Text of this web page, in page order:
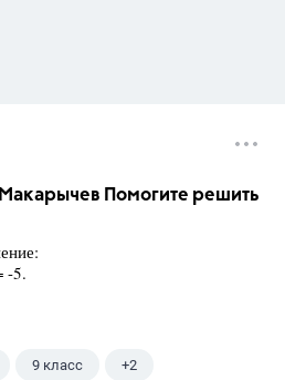
Помогите решить
-5.
9 класс +2